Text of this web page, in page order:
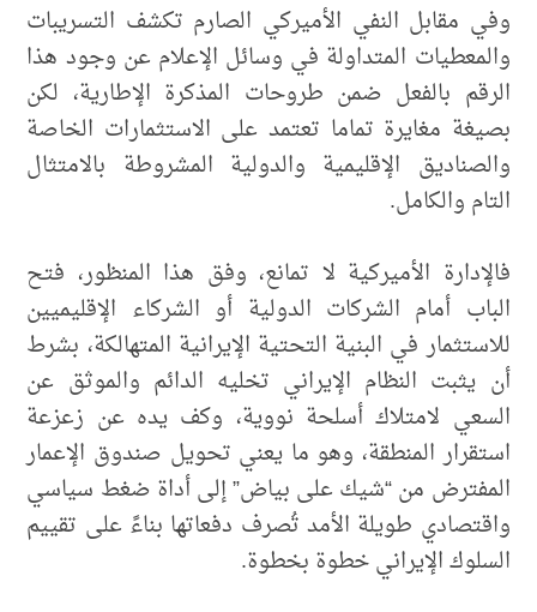
وفي مقابل النفي الأميركي الصارم تكشف التسريبات
والمعطيات المتداولة في وسائل الإعلام عن وجود هذا
الرقم بالفعل ضمن طروحات المذكرة الإطارية، لكن
بصيغة مغايرة تماما تعتمد على الاستثمارات الخاصة
والصناديق الإقليمية والدولية المشروطة بالامتثال
التام والكامل.
فالإدارة الأميركية لا تمانع، وفق هذا المنظور، فتح
الباب أمام الشركات الدولية أو الشركاء الإقليميين
للاستثمار في البنية التحتية الإيرانية المتهالكة، بشرط
أن يثبت النظام الإيراني تخليه الدائم والموثق عن
السعي لامتلاك أسلحة نووية، وكف يده عن زعزعة
استقرار المنطقة، وهو ما يعني تحويل صندوق الإعمار
المفترض من “شيك على بياض” إلى أداة ضغط سياسي
واقتصادي طويلة الأمد تُصرف دفعاتها بناءً على تقييم
السلوك الإيراني خطوة بخطوة.